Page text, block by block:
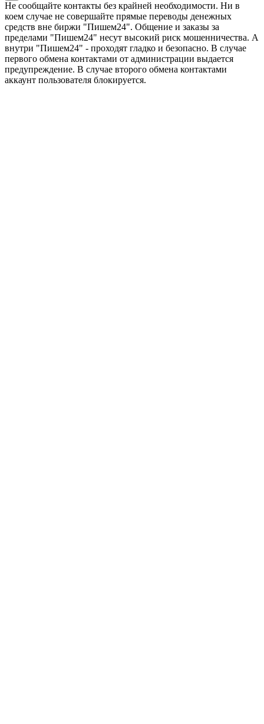
Не сообщайте контакты без крайней необходимости. Ни в
коем случае не совершайте прямые переводы денежных
средств вне биржи "Пишем24". Общение и заказы за
пределами "Пишем24" несут высокий риск мошенничества. А
внутри "Пишем24" - проходят гладко и безопасно. В случае
первого обмена контактами от администрации выдается
предупреждение. В случае второго обмена контактами
аккаунт пользователя блокируется.